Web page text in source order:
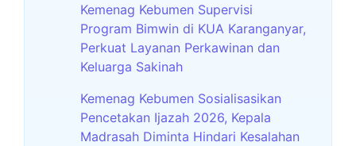
Kemenag Kebumen Supervisi
Program Bimwin di KUA Karanganyar,
Perkuat Layanan Perkawinan dan
Keluarga Sakinah
Kemenag Kebumen Sosialisasikan
Pencetakan Ijazah 2026, Kepala
Madrasah Diminta Hindari Kesalahan